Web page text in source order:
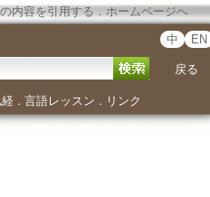
内容を引用する ． ホームページへ
中 EN
戻る
． 言語レッスン ． リンク